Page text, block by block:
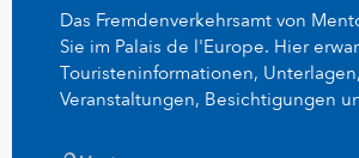
Das Fremdenverkehrsamt von
Sie im Palais de l'Europe. Hier
Touristeninformationen,
Veranstaltungen, Besichtigungen